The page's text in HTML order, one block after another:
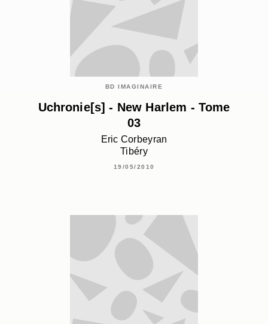
BD IMAGINAIRE
Uchronie[s] - New Harlem - Tome
03
Eric Corbeyran
Tibéry
19/05/2010